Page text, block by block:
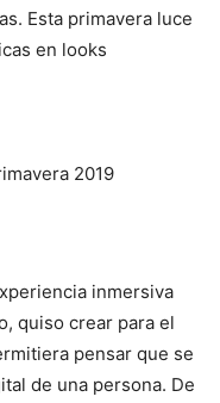
Esta primavera luce
en looks
inmersiva
quiso crear para el
pensar que se
de una persona. De